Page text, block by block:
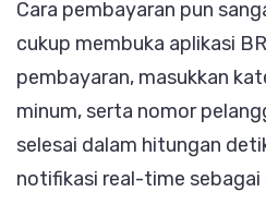
Cara pembayaran pun
cukup membuka aplikasi
pembayaran, masukkan
minum, serta nomor
selesai dalam hitungan
notifikasi real-time